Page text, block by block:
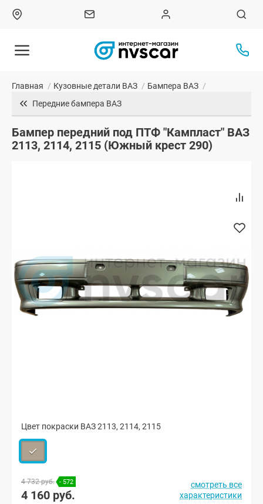
Главная / Кузовные детали ВАЗ / Бампера ВАЗ /
Передние бампера ВАЗ
Бампер передний под ПТФ "Кампласт" ВАЗ
2113, 2114, 2115 (Южный крест 290)
Цвет покраски ВАЗ 2113, 2114, 2115
4 732 руб. - 572
4 160 руб.
смотреть все
характеристики